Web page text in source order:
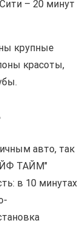
– 20 минут
крупные
красоты,
авто, так
ТАЙМ"
в 10 минутах